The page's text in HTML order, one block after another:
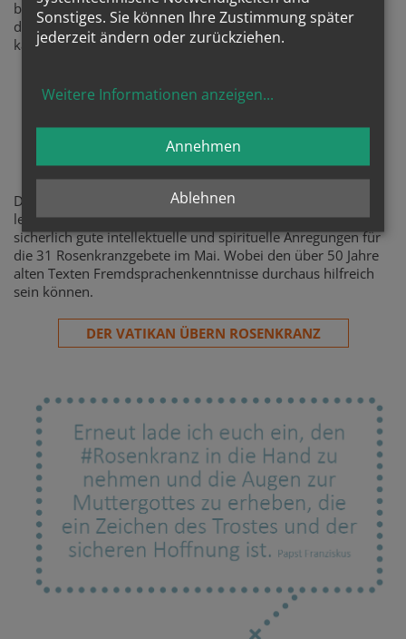
betrachten? Einfach mit einer Perlenkette beten, wie geht
das? Der Rosenkranz, eine jahrhundertealte Gebetstradition
katholischer Spiritualität. All das auf einer Seite erklärt.
ALLES RUND UM DEN ROSENKRANZ
Der Vatikan hat zusammengetragen, was die Päpste in den
letzten 150 Jahren über den Rosenkranz zu sagen hatten.
sicherlich gute intellektuelle und spirituelle Anregungen für
die 31 Rosenkranzgebete im Mai. Wobei den über 50 Jahre
alten Texten Fremdsprachenkenntnisse durchaus hilfreich
sein können.
DER VATIKAN ÜBERN ROSENKRANZ
Sonstiges. Sie können Ihre Zustimmung später
jederzeit ändern oder zurückziehen.
Weitere Informationen anzeigen...
Ablehnen
Annehmen